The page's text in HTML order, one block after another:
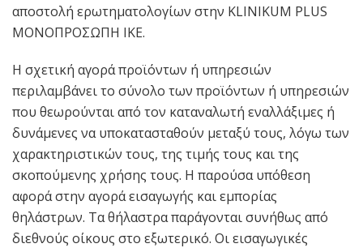
αποστολή ερωτηματολογίων στην KLINIKUM PLUS
ΜΟΝΟΠΡΟΣΩΠΗ ΙΚΕ.
Η σχετική αγορά προϊόντων ή υπηρεσιών
περιλαμβάνει το σύνολο των προϊόντων ή υπηρεσιών
που θεωρούνται από τον καταναλωτή εναλλάξιμες ή
δυνάμενες να υποκατασταθούν μεταξύ τους, λόγω των
χαρακτηριστικών τους, της τιμής τους και της
σκοπούμενης χρήσης τους. Η παρούσα υπόθεση
αφορά στην αγορά εισαγωγής και εμπορίας
θηλάστρων. Τα θήλαστρα παράγονται συνήθως από
διεθνούς οίκους στο εξωτερικό. Οι εισαγωγικές